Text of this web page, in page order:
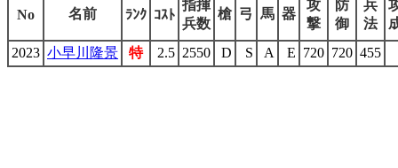
No 名前 ﾗﾝｸ ｺｽﾄ
指揮
兵数
槍 弓 馬 器
攻
撃
防
御
兵
法
2023 小早川隆景 特 2.5 2550 D S A E 720 720 455